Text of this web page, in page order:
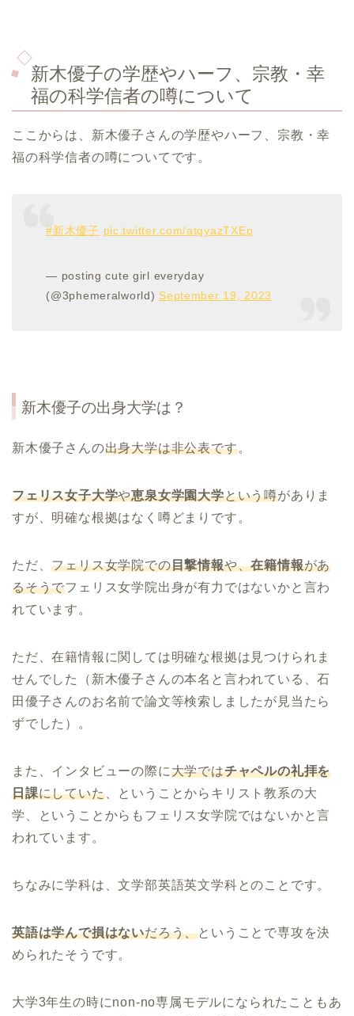
新木優子の学歴やハーフ、宗教・幸
福の科学信者の噂について
ここからは、新木優子さんの学歴やハーフ、宗教・幸
福の科学信者の噂についてです。
#新木優子 pic.twitter.com/atqyazTXEp
— posting cute girl everyday
(@3phemeralworld) September 19, 2023
新木優子の出身大学は？
新木優子さんの出身大学は非公表です。
フェリス女子大学や恵泉女学園大学という噂がありま
すが、明確な根拠はなく噂どまりです。
ただ、フェリス女学院での目撃情報や、在籍情報があ
るそうでフェリス女学院出身が有力ではないかと言わ
れています。
ただ、在籍情報に関しては明確な根拠は見つけられま
せんでした（新木優子さんの本名と言われている、石
田優子さんのお名前で論文等検索しましたが見当たら
ずでした）。
また、インタビューの際に大学ではチャペルの礼拝を
日課にしていた、ということからキリスト教系の大
学、ということからもフェリス女学院ではないかと言
われています。
ちなみに学科は、文学部英語英文学科とのことです。
英語は学んで損はないだろう、ということで専攻を決
められたそうです。
大学3年生の時にnon-no専属モデルになられたこともあ